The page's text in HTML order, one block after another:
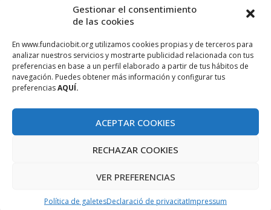
Gestionar el consentimiento
de las cookies
En www.fundaciobit.org utilizamos cookies propias y de terceros para
analizar nuestros servicios y mostrarte publicidad relacionada con tus
preferencias en base a un perfil elaborado a partir de tus hábitos de
navegación. Puedes obtener más información y configurar tus
preferenciasAQUÍ.
ACEPTAR COOKIES
RECHAZAR COOKIES
VER PREFERENCIAS
Política de galetesDeclaració de privacitatImpressum